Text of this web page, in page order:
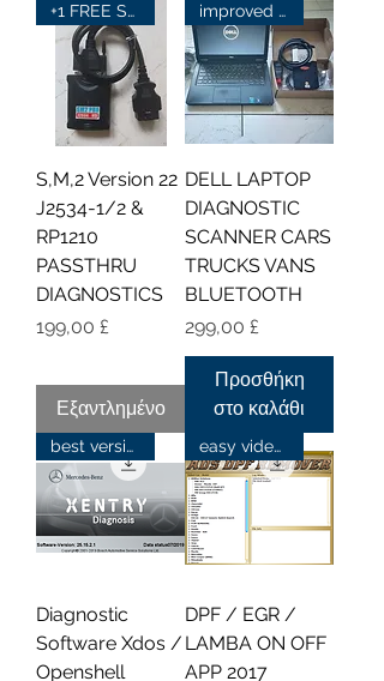
+1 FREE SOFTWARE
S,M,2 Version 22
J2534-1/2 &
RP1210
PASSTHRU
DIAGNOSTICS
Τιμή
199,00 £
Εξαντλημένο
improved bluetooth 4.0
DELL LAPTOP
DIAGNOSTIC
SCANNER CARS
TRUCKS VANS
BLUETOOTH
Τιμή
299,00 £
Προσθήκη
στο καλάθι
best version
Diagnostic
Software Xdos /
Openshell
easy video instructions
DPF / EGR /
LAMBA ON OFF
APP 2017